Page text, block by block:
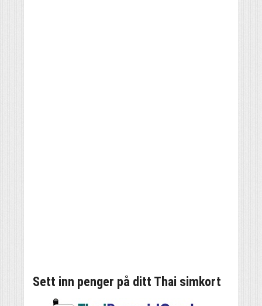
Sett inn penger på ditt Thai simkort